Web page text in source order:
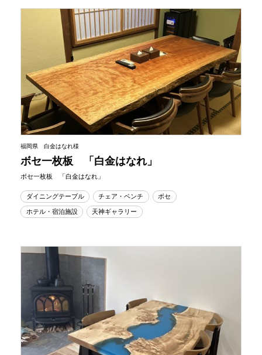
福岡県 白金はなれ様
ボセ一枚板 「白金はなれ」
ボセ一枚板 「白金はなれ」
ダイニングテーブル チェア・ベンチ
ボセ
ホテル・宿泊施設
天神ギャラリー